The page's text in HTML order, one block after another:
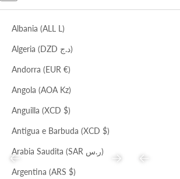
BIANCO
Prezzo scontato
€227,00Prezzo
€697,00
Precedente SuccessivoPrecedente
Albania (ALL L)
Algeria (DZD د.ج)
Andorra (EUR €)
Angola (AOA Kz)
Anguilla (XCD $)
Antigua e Barbuda (XCD $)
Arabia Saudita (SAR ر.س)
Argentina (ARS $)